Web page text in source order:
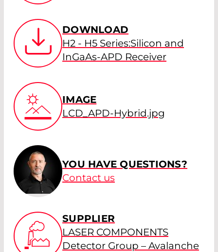
DOWNLOAD
H2 - H5 Series:Silicon and
InGaAs-APD Receiver
IMAGE
LCD_APD-Hybrid.jpg
YOU HAVE QUESTIONS?
Contact us
SUPPLIER
LASER COMPONENTS
Detector Group – Avalanche